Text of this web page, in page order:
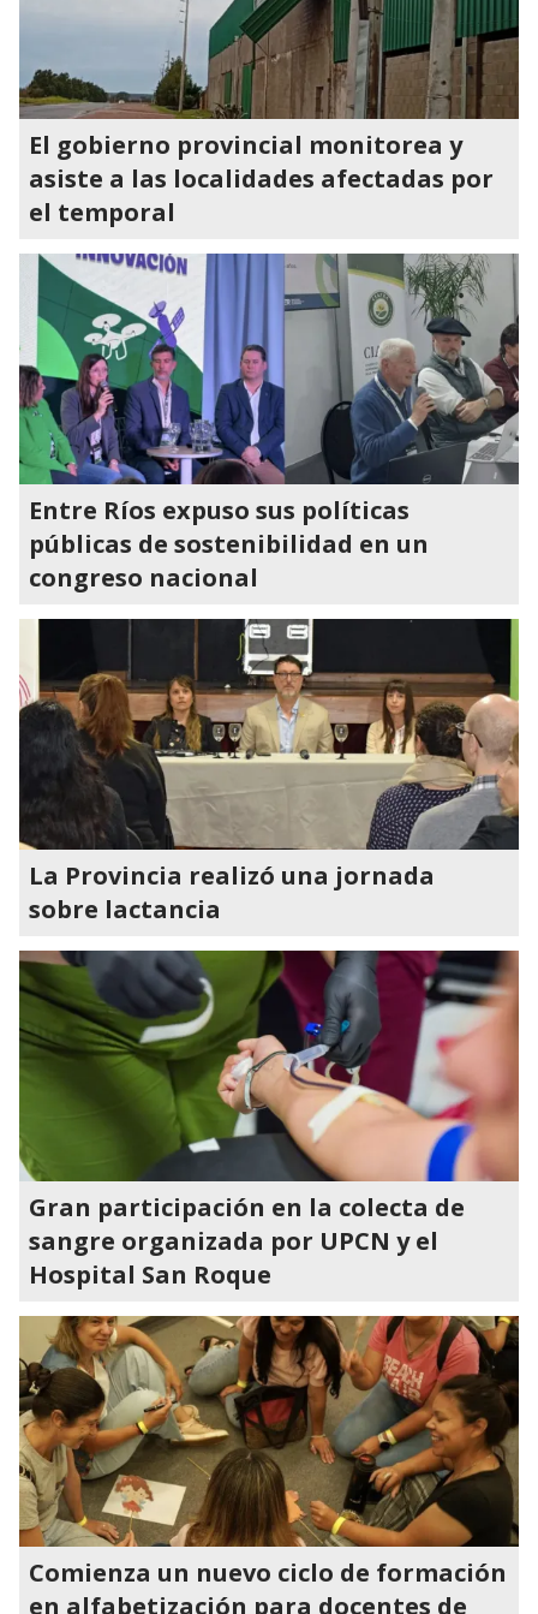
El gobierno provincial monitorea y
asiste a las localidades afectadas por
el temporal
Entre Ríos expuso sus políticas
públicas de sostenibilidad en un
congreso nacional
La Provincia realizó una jornada
sobre lactancia
Gran participación en la colecta de
sangre organizada por UPCN y el
Hospital San Roque
Comienza un nuevo ciclo de formación
en alfabetización para docentes de